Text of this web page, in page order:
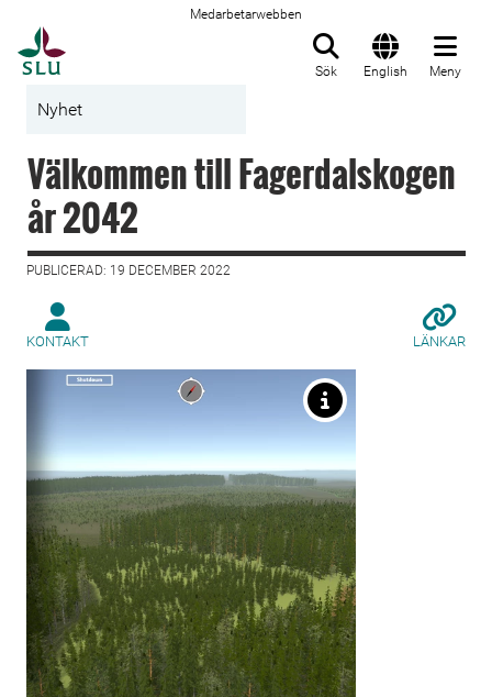
Medarbetarwebben
Sök English Meny
Nyhet
Välkommen till Fagerdalskogen
år 2042
PUBLICERAD: 19 DECEMBER 2022
KONTAKT LÄNKAR